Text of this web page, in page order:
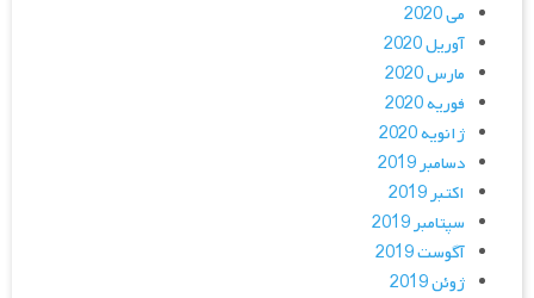
می 2020
آوریل 2020
مارس 2020
فوریه 2020
ژانویه 2020
دسامبر 2019
اکتبر 2019
سپتامبر 2019
آگوست 2019
ژوئن 2019